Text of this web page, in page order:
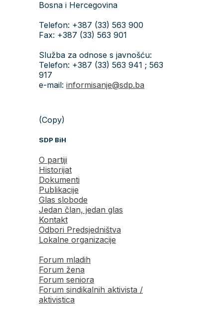
Bosna i Hercegovina
Telefon: +387 (33) 563 900
Fax: +387 (33) 563 901
Služba za odnose s javnošću:
Telefon: +387 (33) 563 941 ; 563
917
e-mail: informisanje@sdp.ba
(Copy)
SDP BiH
O partiji
Historijat
Dokumenti
Publikacije
Glas slobode
Jedan član, jedan glas
Kontakt
Odbori Predsjedništva
Lokalne organizacije
Forum mladih
Forum žena
Forum seniora
Forum sindikalnih aktivista /
aktivistica